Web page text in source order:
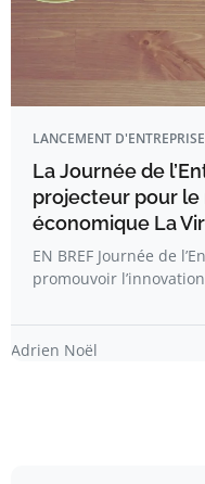
LANCEMENT D'ENTREPRISE
La Journée de
projecteur pour
économique La
EN BREF Journée de
promouvoir
Adrien Noël